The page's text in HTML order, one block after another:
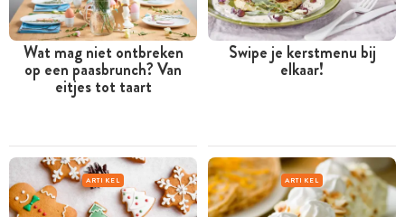
Wat mag niet ontbreken
op een paasbrunch? Van
eitjes tot taart
Swipe je kerstmenu bij
elkaar!
ARTIKEL ARTIKEL